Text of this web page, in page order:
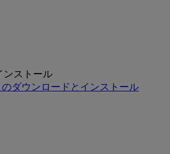
ンストール
のダウンロードとインストール